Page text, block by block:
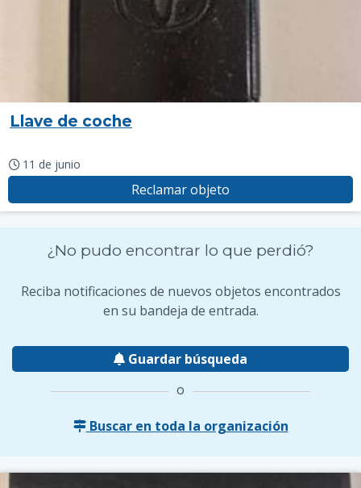
Llave de coche
11 de junio
Reclamar objeto
¿No pudo encontrar lo que perdió?
Reciba notificaciones de nuevos objetos encontrados
en su bandeja de entrada.
Guardar búsqueda
o
Buscar en toda la organización